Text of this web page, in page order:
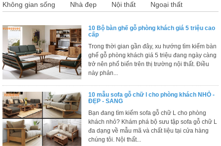
Nội
Trẻ
Em
Giường
tầng,
bàn
học, tủ
sách
Nội
Thất
Phòng
Khách
Sofa,
Không gian sống Nhà đẹp Nội thất Ngoại thất
10 Bộ bàn ghế gỗ phòng khách giá 5 triệu cao
cấp
Trong thời gian gần đây, xu hướng tìm kiếm bàn
ghế gỗ phòng khách giá 5 triệu đang ngày càng
trở nên phổ biến trên thị trường nội thất. Điều
này phản...
10 mẫu sofa gỗ chữ l cho phòng khách NHỎ -
ĐẸP - SANG
Bạn đang tìm kiếm sofa gỗ chữ L cho phòng
khách nhỏ? Khám phá bộ sưu tập sofa gỗ chữ L
đa dạng về mẫu mã và chất liệu tại cửa hàng
chúng tôi. Nội thất...